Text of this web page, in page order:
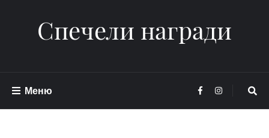
Спечели награди
Меню